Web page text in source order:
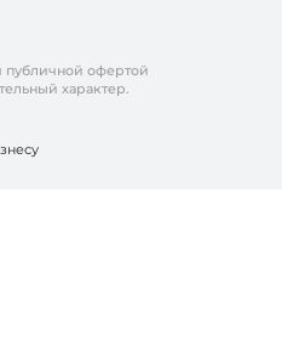
публичной офертой
характер.